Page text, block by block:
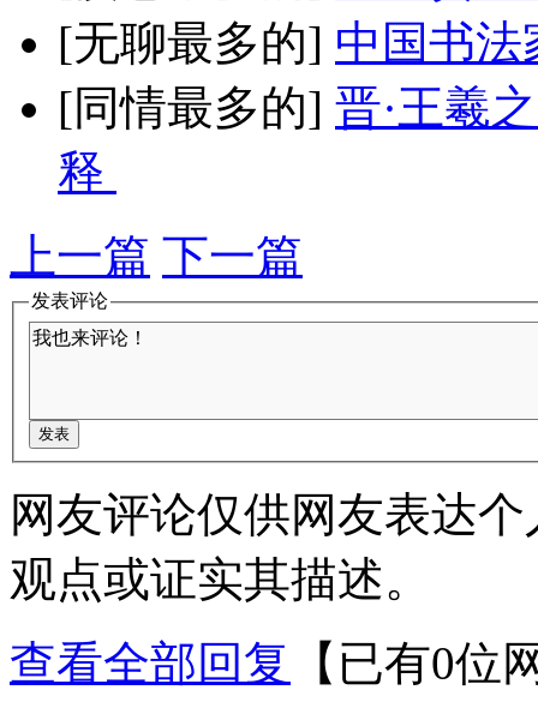
[无聊最多的] 中国书法
[同情最多的] 晋·王羲
释
上一篇 下一篇
发表评论
网友评论仅供网友表达
观点或证实其描述。
查看全部回复
【已有0位